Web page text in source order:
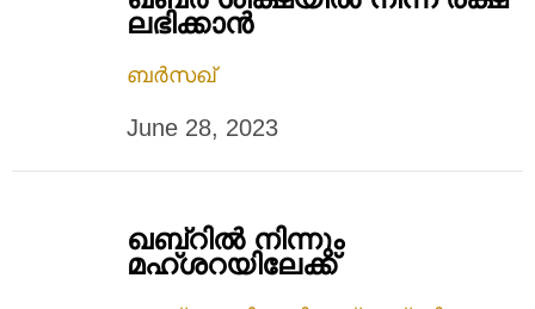
ലഭിക്കാന്‍
ബർസഖ്
June 28, 2023
ഖബ്റില്‍ നിന്നും
മഹ്ശറയിലേക്ക്